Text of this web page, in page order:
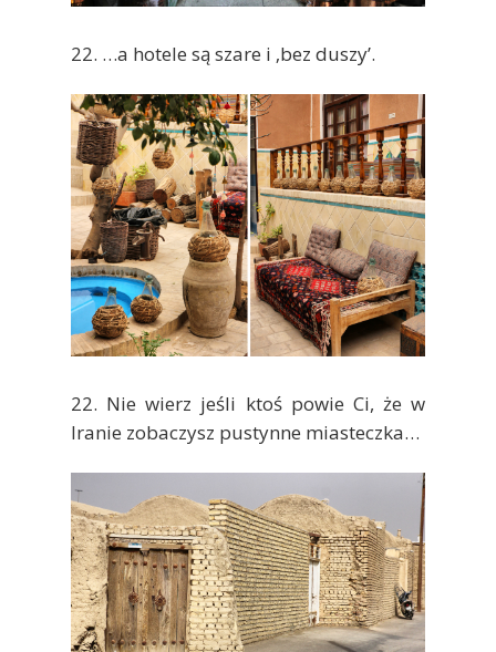
22. …a hotele są szare i ‚bez duszy’.
22. Nie wierz jeśli ktoś powie Ci, że w
Iranie zobaczysz pustynne miasteczka…